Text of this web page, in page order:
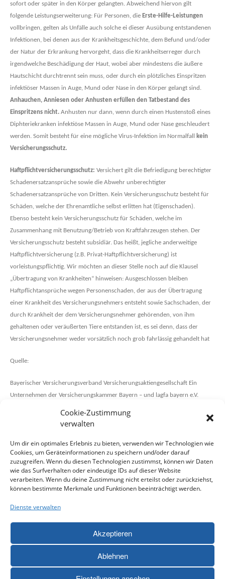
Cookie-Zustimmung
verwalten
Um dir ein optimales Erlebnis zu bieten, verwenden wir Technologien wie
Cookies, um Geräteinformationen zu speichern und/oder darauf
zuzugreifen. Wenn du diesen Technologien zustimmst, können wir Daten
wie das Surfverhalten oder eindeutige IDs auf dieser Website
verarbeiten. Wenn du deine Zustimmung nicht erteilst oder zurückziehst,
können bestimmte Merkmale und Funktionen beeinträchtigt werden.
Dienste verwalten
Akzeptieren
Ablehnen
sofort oder später in den Körper gelangten. Abweichend hiervon gilt
folgende Leistungserweiterung: Für Personen, die Erste-Hilfe-Leistungen
vollbringen, gelten als Unfälle auch solche ei dieser Ausübung entstandenen
Infektionen, bei denen aus der Krankheitsgeschichte, dem Befund und/oder
der Natur der Erkrankung hervorgeht, dass die Krankheitserreger durch
irgendwelche Beschädigung der Haut, wobei aber mindestens die äußere
Hautschicht durchtrennt sein muss, oder durch ein plötzliches Einspritzen
infektiöser Massen in Auge, Mund oder Nase in den Körper gelangt sind.
Anhauchen, Anniesen oder Anhusten erfüllen den Tatbestand des
Einspritzens nicht. Anhusten nur dann, wenn durch einen Hustenstoß eines
Diphteriekranken infektiöse Massen in Auge, Mund oder Nase geschleudert
werden. Somit besteht für eine mögliche Virus-Infektion im Normalfall
kein
Versicherungsschutz.
Haftpflichtversicherungsschutz: Versichert gilt die Befriedigung berechtigter
Schadenersatzansprüche sowie die Abwehr unberechtigter
Schadenersatzansprüche von Dritten. Kein Versicherungsschutz besteht für
Schäden, welche der Ehrenamtliche selbst erlitten hat (Eigenschaden).
Ebenso besteht kein Versicherungsschutz für Schäden, welche im
Zusammenhang mit Benutzung/Betrieb von Kraftfahrzeugen stehen. Der
Versicherungsschutz besteht subsidiär. Das heißt, jegliche anderweitige
Haftpflichtversicherung (z.B. Privat-Haftpflichtversicherung) ist
vorleistungspflichtig. Wir möchten an dieser Stelle noch auf die Klausel
„Übertragung von Krankheiten“ hinweisen: Ausgeschlossen bleiben
Haftpflichtansprüche wegen Personenschaden, der aus der Übertragung
einer Krankheit des Versicherungsnehmers entsteht sowie Sachschaden, der
durch Krankheit der dem Versicherungsnehmer gehörenden, von ihm
gehaltenen oder veräußerten Tiere entstanden ist, es sei denn, dass der
Versicherungsnehmer weder vorsätzlich noch grob fahrlässig gehandelt hat
Quelle:
Bayerischer Versicherungsverband Versicherungsaktiengesellschaft Ein
Unternehmen der Versicherungskammer Bayern – und lagfa bayern e.V.
Diese Projekt wird aus Mitteln des Bayerischen
für Familie, Arbeit und Soziales gefördert.